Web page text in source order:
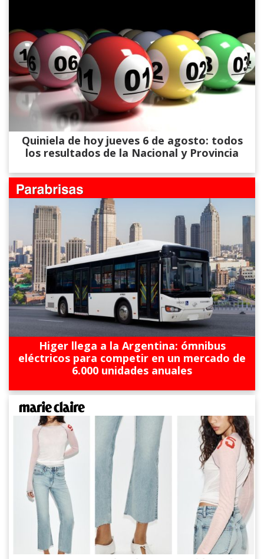
Quiniela de hoy jueves 6 de agosto: todos
los resultados de la Nacional y Provincia
Higer llega a la Argentina: ómnibus
eléctricos para competir en un mercado de
6.000 unidades anuales